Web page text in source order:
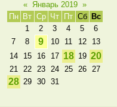
« Январь 2019 »
Пн
Вт Ср Чт Пт Сб
Вс
1
2 3 4 5
6
7
8 9 10 11 12
13
14
15 16 17 18 19 20
21 22 23 24 25 26 27
28 29 30 31